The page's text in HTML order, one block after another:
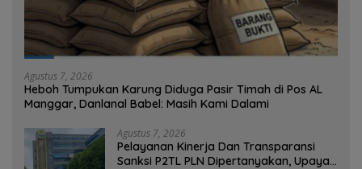
Agustus 7, 2026
Heboh Tumpukan Karung Diduga Pasir Timah di Pos AL
Manggar, Danlanal Babel: Masih Kami Dalami
Agustus 7, 2026
Pelayanan Kinerja Dan Transparansi
Sanksi P2TL PLN Dipertanyakan, Upaya